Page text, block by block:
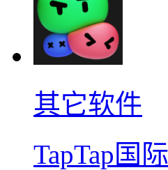
其它软件
TapTap国